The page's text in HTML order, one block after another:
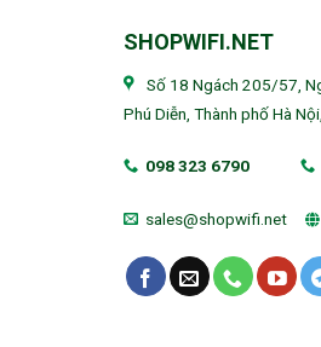
SHOPWIFI.NET
Số 18 Ngách 205/57,
Phú Diễn, Thành phố Hà
098 323 6790
sales@shopwifi.net